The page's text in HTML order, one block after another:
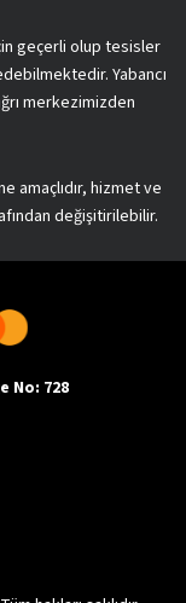
geçerli olup tesisler
Yabancı
merkezimizden
amaçlıdır, hizmet ve
değişitirilebilir.
No: 728